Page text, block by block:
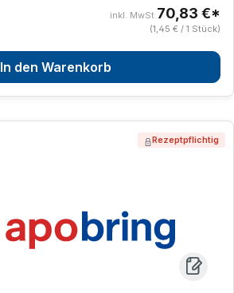
inkl. MwSt.70,83 €*
(1,45 € / 1 Stück)
In den Warenkorb
Rezeptpflichtig